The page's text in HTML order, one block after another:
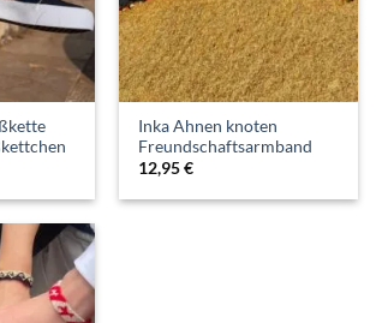
Inka Ahnen knoten
Freundschaftsarmband
12,95€